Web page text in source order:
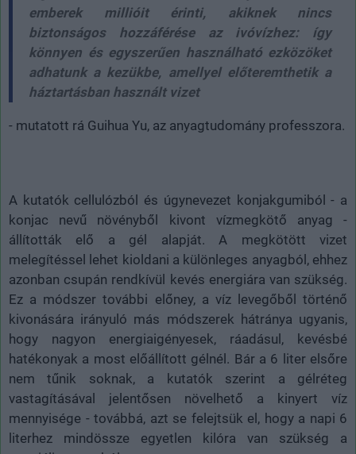
emberek millióit érinti, akiknek nincs
biztonságos hozzáférése az ivóvízhez: így
könnyen és egyszerűen használható ezközöket
adhatunk a kezükbe, amellyel előteremthetik a
háztartásban használt vizet
- mutatott rá Guihua Yu, az anyagtudomány professzora.
A kutatók cellulózból és úgynevezet konjakgumiból - a
konjac nevű növényből kivont vízmegkötő anyag -
állították elő a gél alapját. A megkötött vizet
melegítéssel lehet kioldani a különleges anyagból, ehhez
azonban csupán rendkívül kevés energiára van szükség.
Ez a módszer további előney, a víz levegőből történő
kivonására irányuló más módszerek hátránya ugyanis,
hogy nagyon energiaigényesek, ráadásul, kevésbé
hatékonyak a most előállított gélnél. Bár a 6 liter elsőre
nem tűnik soknak, a kutatók szerint a gélréteg
vastagításával jelentősen növelhető a kinyert víz
mennyisége - továbbá, azt se felejtsük el, hogy a napi 6
literhez mindössze egyetlen kilóra van szükség a